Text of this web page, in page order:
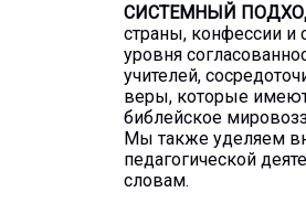
СИСТЕМНЫЙ
страны, конфессии и
уровня
учителей,
веры, которые
библейское
Мы также уделяем
педагогической
словам.